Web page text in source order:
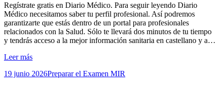
porExamen MIR
Regístrate gratis en Diario Médico. Para seguir leyendo Diario
Médico necesitamos saber tu perfil profesional. Así podremos
garantizarte que estás dentro de un portal para profesionales
relacionados con la Salud. Sólo te llevará dos minutos de tu tiempo
y tendrás acceso a la mejor información sanitaria en castellano y a…
Leer más
Publicada
19 junio 2026Preparar el Examen MIR